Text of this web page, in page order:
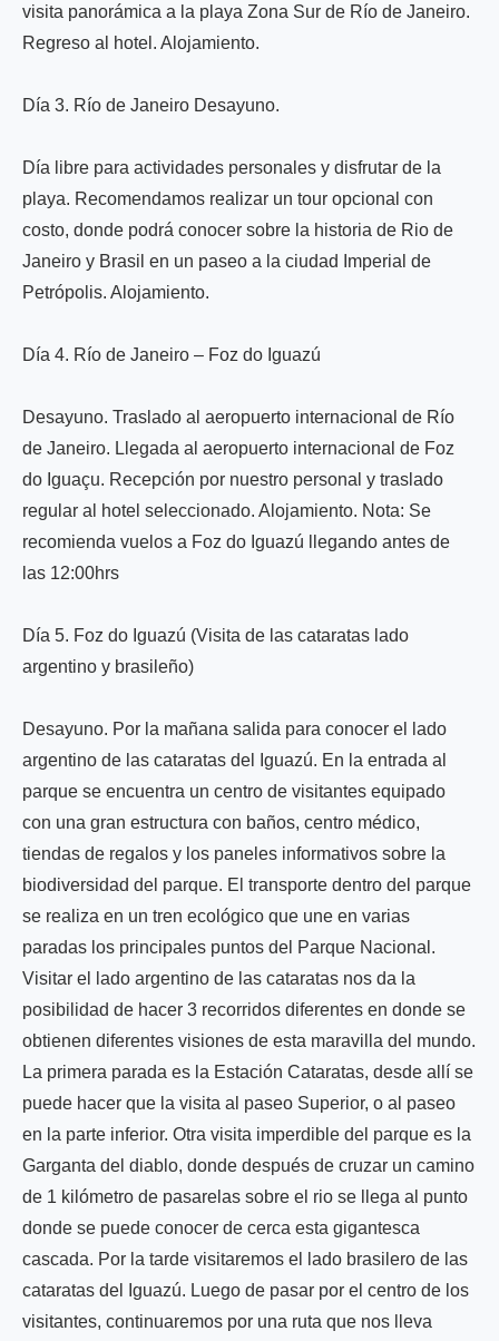
visita panorámica a la playa Zona Sur de Río de Janeiro.
Regreso al hotel. Alojamiento.
Día 3. Río de Janeiro Desayuno.
Día libre para actividades personales y disfrutar de la
playa. Recomendamos realizar un tour opcional con
costo, donde podrá conocer sobre la historia de Rio de
Janeiro y Brasil en un paseo a la ciudad Imperial de
Petrópolis. Alojamiento.
Día 4. Río de Janeiro – Foz do Iguazú
Desayuno. Traslado al aeropuerto internacional de Río
de Janeiro. Llegada al aeropuerto internacional de Foz
do Iguaçu. Recepción por nuestro personal y traslado
regular al hotel seleccionado. Alojamiento. Nota: Se
recomienda vuelos a Foz do Iguazú llegando antes de
las 12:00hrs
Día 5. Foz do Iguazú (Visita de las cataratas lado
argentino y brasileño)
Desayuno. Por la mañana salida para conocer el lado
argentino de las cataratas del Iguazú. En la entrada al
parque se encuentra un centro de visitantes equipado
con una gran estructura con baños, centro médico,
tiendas de regalos y los paneles informativos sobre la
biodiversidad del parque. El transporte dentro del parque
se realiza en un tren ecológico que une en varias
paradas los principales puntos del Parque Nacional.
Visitar el lado argentino de las cataratas nos da la
posibilidad de hacer 3 recorridos diferentes en donde se
obtienen diferentes visiones de esta maravilla del mundo.
La primera parada es la Estación Cataratas, desde allí se
puede hacer que la visita al paseo Superior, o al paseo
en la parte inferior. Otra visita imperdible del parque es la
Garganta del diablo, donde después de cruzar un camino
de 1 kilómetro de pasarelas sobre el rio se llega al punto
donde se puede conocer de cerca esta gigantesca
cascada. Por la tarde visitaremos el lado brasilero de las
cataratas del Iguazú. Luego de pasar por el centro de los
visitantes, continuaremos por una ruta que nos lleva